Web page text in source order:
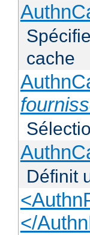
cache
Définit
</